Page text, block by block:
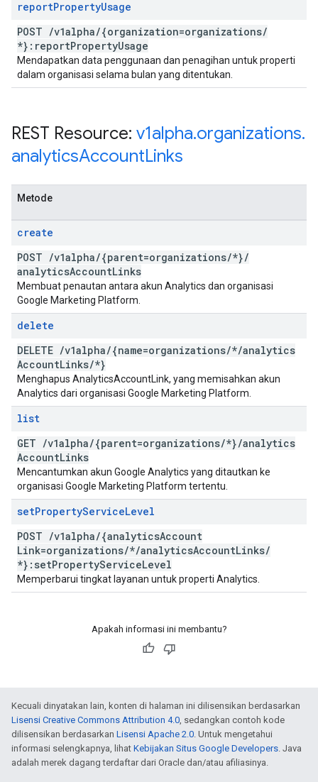
reportPropertyUsage
POST /v1alpha/{organization=organizations/
*}:reportPropertyUsage
Mendapatkan data penggunaan dan penagihan untuk properti
dalam organisasi selama bulan yang ditentukan.
REST Resource: v1alpha.organizations.
analyticsAccountLinks
Metode
create
POST /v1alpha/{parent=organizations/*}/
analyticsAccountLinks
Membuat penautan antara akun Analytics dan organisasi
Google Marketing Platform.
delete
DELETE /v1alpha/{name=organizations/*/analytics
AccountLinks/*}
Menghapus AnalyticsAccountLink, yang memisahkan akun
Analytics dari organisasi Google Marketing Platform.
list
GET /v1alpha/{parent=organizations/*}/analytics
AccountLinks
Mencantumkan akun Google Analytics yang ditautkan ke
organisasi Google Marketing Platform tertentu.
setPropertyServiceLevel
POST /v1alpha/{analyticsAccount
Link=organizations/*/analyticsAccountLinks/
*}:setPropertyServiceLevel
Memperbarui tingkat layanan untuk properti Analytics.
Apakah informasi ini membantu?
Kecuali dinyatakan lain, konten di halaman ini dilisensikan berdasarkan
Lisensi Creative Commons Attribution 4.0, sedangkan contoh kode
dilisensikan berdasarkan Lisensi Apache 2.0. Untuk mengetahui
informasi selengkapnya, lihat Kebijakan Situs Google Developers. Java
adalah merek dagang terdaftar dari Oracle dan/atau afiliasinya.